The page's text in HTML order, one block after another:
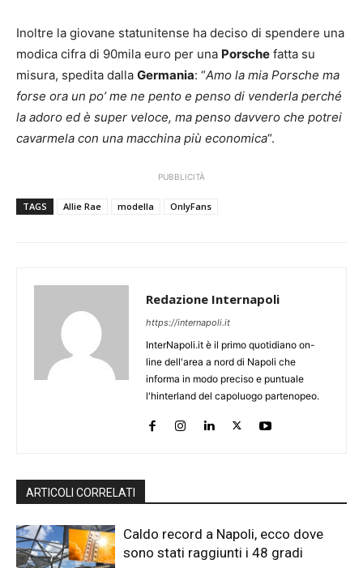
Inoltre la giovane statunitense ha deciso di spendere una
modica cifra di 90mila euro per una Porsche fatta su
misura, spedita dalla Germania: “Amo la mia Porsche ma
forse ora un po’ me ne pento e penso di venderla perché
la adoro ed è super veloce, ma penso davvero che potrei
cavarmela con una macchina più economica“.
PUBBLICITÀ
TAGS Allie Rae modella OnlyFans
Redazione Internapoli
https://internapoli.it
InterNapoli.it è il primo quotidiano on-
line dell'area a nord di Napoli che
informa in modo preciso e puntuale
l'hinterland del capoluogo partenopeo.
ARTICOLI CORRELATI
Caldo record a Napoli, ecco dove
sono stati raggiunti i 48 gradi